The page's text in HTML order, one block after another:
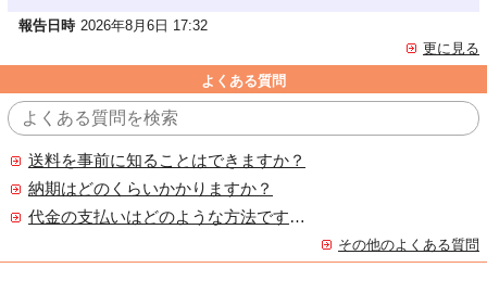
報告日時 2026年8月6日 17:32
更に見る
よくある質問
送料を事前に知ることはできますか？
納期はどのくらいかかりますか？
代金の支払いはどのような方法ですか？
その他のよくある質問